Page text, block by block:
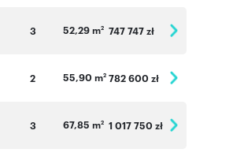
3 52,29 m2 747 747 zł
2 55,90 m2 782 600 zł
3 67,85 m2 1 017 750 zł